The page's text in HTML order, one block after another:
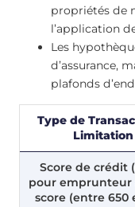
propriétés de
l’application
Les
d’assurance,
plafonds
Type de
Limitation
Score de crédit
pour emprunteur
score (entre 650